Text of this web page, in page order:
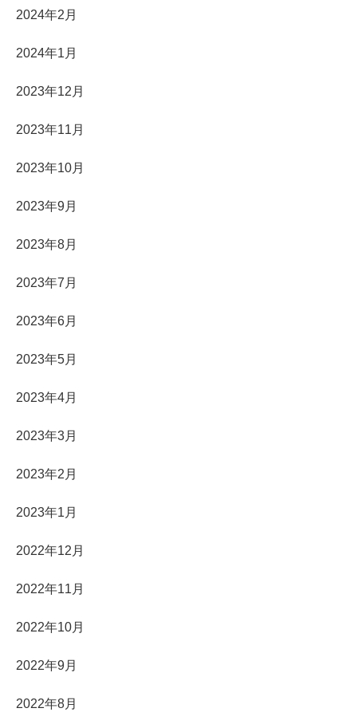
2024年2月
2024年1月
2023年12月
2023年11月
2023年10月
2023年9月
2023年8月
2023年7月
2023年6月
2023年5月
2023年4月
2023年3月
2023年2月
2023年1月
2022年12月
2022年11月
2022年10月
2022年9月
2022年8月